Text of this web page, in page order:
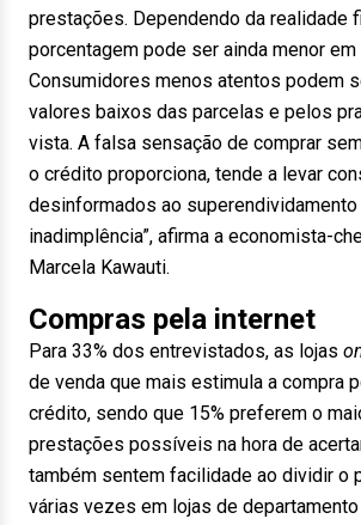
prestações. Dependendo da realidade
porcentagem pode ser ainda menor
Consumidores menos atentos podem
valores baixos das parcelas e pelos
vista. A falsa sensação de comprar
o crédito proporciona, tende a levar
desinformados ao superendividamento
inadimplência”, afirma a economista-
Marcela Kawauti.
Compras pela internet
Para 33% dos entrevistados, as lojas
de venda que mais estimula a compra
crédito, sendo que 15% preferem o
prestações possíveis na hora de
também sentem facilidade ao dividir o
várias vezes em lojas de departamento